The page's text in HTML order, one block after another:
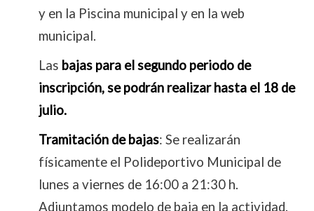
y en la Piscina municipal y en la web
municipal.
Las bajas para el segundo periodo de
inscripción, se podrán realizar hasta el 18 de
julio.
Tramitación de bajas: Se realizarán
físicamente el Polideportivo Municipal de
lunes a viernes de 16:00 a 21:30 h.
Adjuntamos modelo de baja en la actividad.